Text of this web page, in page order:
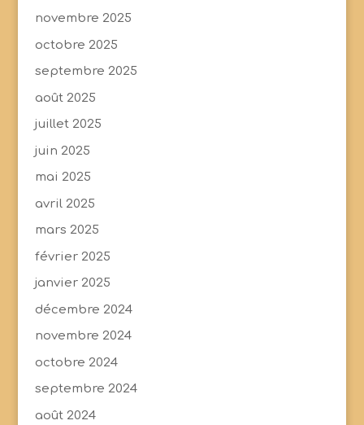
novembre 2025
octobre 2025
septembre 2025
août 2025
juillet 2025
juin 2025
mai 2025
avril 2025
mars 2025
février 2025
janvier 2025
décembre 2024
novembre 2024
octobre 2024
septembre 2024
août 2024